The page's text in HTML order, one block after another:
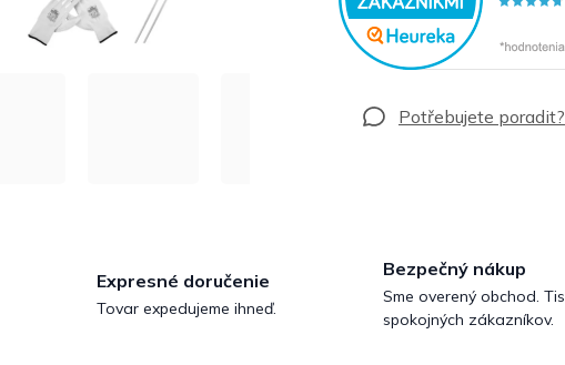
Expresné doručenie
Tovar expedujeme ihneď.
Bezpečný nákup
Sme overený obchod.
spokojných zákazníkov.